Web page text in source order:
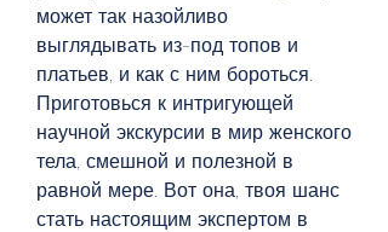
может так назойливо
выглядывать из-под топов и
платьев, и как с ним бороться.
Приготовься к интригующей
научной экскурсии в мир женского
тела, смешной и полезной в
равной мере. Вот она, твоя шанс
стать настоящим экспертом в